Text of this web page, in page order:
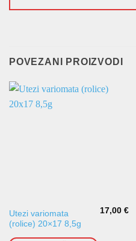
POVEZANI PROIZVODI
Utezi variomata
(rolice) 20×17 8,5g
17,00€